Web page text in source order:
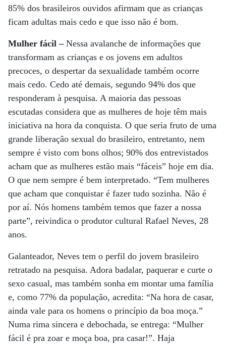
85% dos brasileiros ouvidos afirmam que as crianças
ficam adultas mais cedo e que isso não é bom.
Mulher fácil – Nessa avalanche de informações que
transformam as crianças e os jovens em adultos
precoces, o despertar da sexualidade também ocorre
mais cedo. Cedo até demais, segundo 94% dos que
responderam à pesquisa. A maioria das pessoas
escutadas considera que as mulheres de hoje têm mais
iniciativa na hora da conquista. O que seria fruto de uma
grande liberação sexual do brasileiro, entretanto, nem
sempre é visto com bons olhos; 90% dos entrevistados
acham que as mulheres estão mais “fáceis” hoje em dia.
O que nem sempre é bem interpretado. “Tem mulheres
que acham que conquistar é fazer tudo sozinha. Não é
por aí. Nós homens também temos que fazer a nossa
parte”, reivindica o produtor cultural Rafael Neves, 28
anos.
Galanteador, Neves tem o perfil do jovem brasileiro
retratado na pesquisa. Adora badalar, paquerar e curte o
sexo casual, mas também sonha em montar uma família
e, como 77% da população, acredita: “Na hora de casar,
ainda vale para os homens o princípio da boa moça.”
Numa rima sincera e debochada, se entrega: “Mulher
fácil é pra zoar e moça boa, pra casar!”. Haja